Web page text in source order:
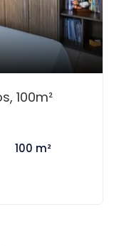
100m²
100 m²